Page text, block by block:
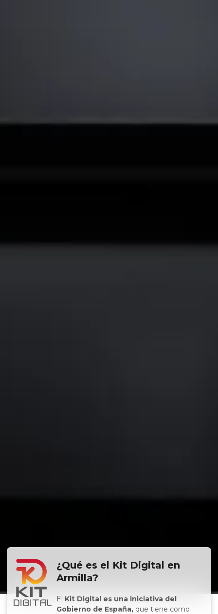
¿Qué es el Kit Digital en
Armilla?
El Kit Digital es una iniciativa del
Gobierno de España, que tiene como